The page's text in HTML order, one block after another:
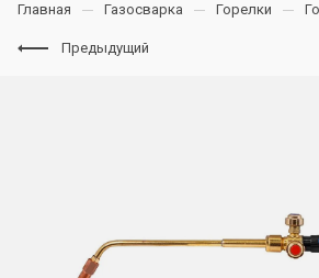
Главная Газосварка Горелки
Предыдущий